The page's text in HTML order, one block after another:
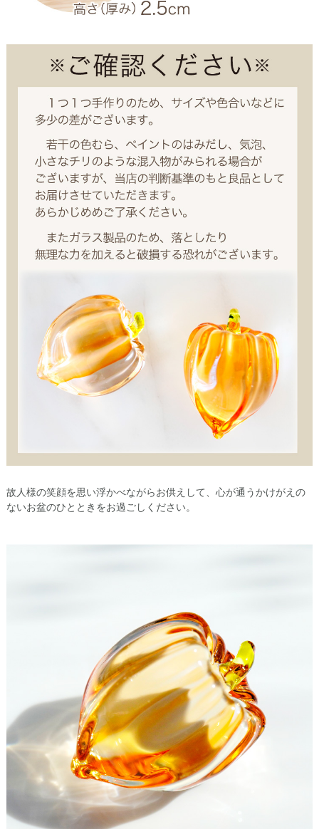
故人様の笑顔を思い浮かべながらお供えして、心が通うかけがえの
ないお盆のひとときをお過ごしください。